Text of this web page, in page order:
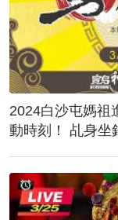
2024白沙屯媽祖
動時刻！ 乩身坐